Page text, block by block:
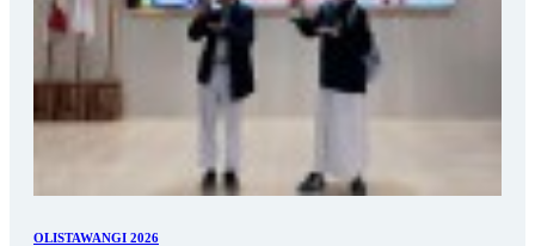
OLISTAWANGI 2026